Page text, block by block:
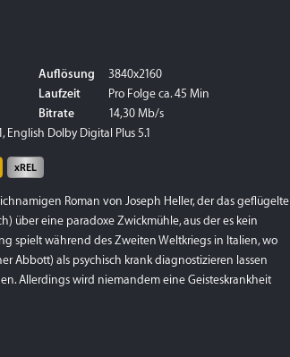
English Dolby Digital Plus 5.1
Auflösung
3840x2160
Laufzeit
Pro Folge ca. 45 Min
Bitrate
14,30 Mb/s
xREL
Roman von Joseph Heller, der das geflügelte
über eine paradoxe Zwickmühle, aus der es kein
spielt während des Zweiten Weltkriegs in Italien, wo
Abbott) als psychisch krank diagnostizieren lassen
Allerdings wird niemandem eine Geisteskrankheit